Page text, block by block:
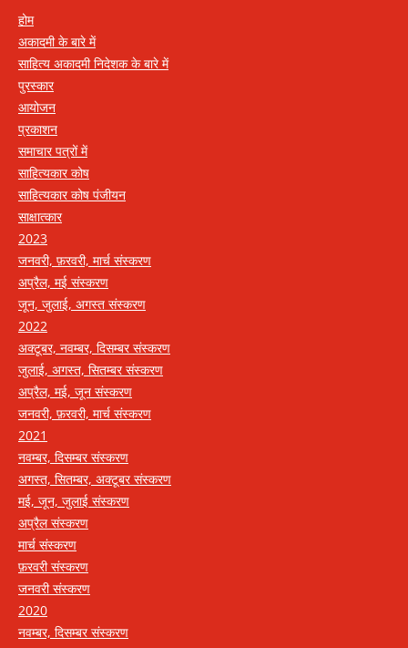
होम
अकादमी के बारे में
साहित्य अकादमी निदेशक के बारे में
पुरस्कार
आयोजन
प्रकाशन
समाचार पत्रों में
साहित्यकार कोष
साहित्यकार कोष पंजीयन
साक्षात्कार
2023
जनवरी, फ़रवरी, मार्च संस्करण
अप्रैल, मई संस्करण
जून, जुलाई, अगस्त संस्करण
2022
अक्टूबर, नवम्बर, दिसम्बर संस्करण
जुलाई, अगस्त, सितम्बर संस्करण
अप्रैल, मई, जून संस्करण
जनवरी, फ़रवरी, मार्च संस्करण
2021
नवम्बर, दिसम्बर संस्करण
अगस्त, सितम्बर, अक्टूबर संस्करण
मई, जून, जुलाई संस्करण
अप्रैल संस्करण
मार्च संस्करण
फ़रवरी संस्करण
जनवरी संस्करण
2020
नवम्बर, दिसम्बर संस्करण